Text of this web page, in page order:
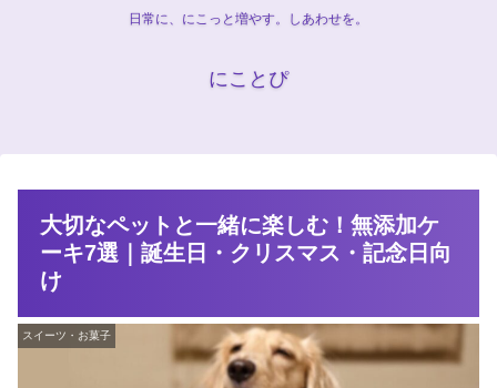
日常に、にこっと増やす。しあわせを。
にことぴ
大切なペットと一緒に楽しむ！無添加ケ
ーキ7選｜誕生日・クリスマス・記念日向
け
スイーツ・お菓子